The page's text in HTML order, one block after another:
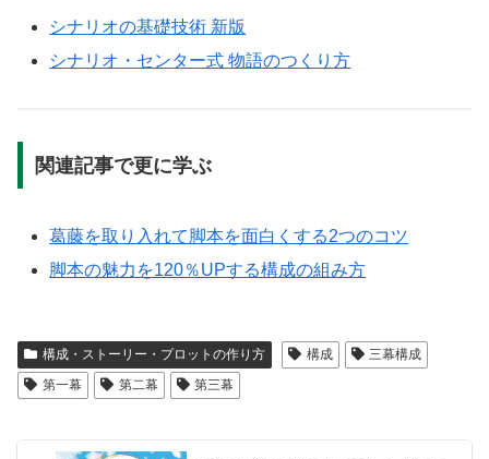
シナリオの基礎技術 新版
シナリオ・センター式 物語のつくり方
関連記事で更に学ぶ
葛藤を取り入れて脚本を面白くする2つのコツ
脚本の魅力を120％UPする構成の組み方
構成・ストーリー・プロットの作り方 構成
三幕構成
第一幕
第二幕 第三幕